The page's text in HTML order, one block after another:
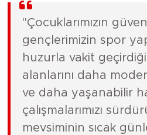
"Çocuklarımızın
gençlerimizin spor
huzurla vakit
alanlarını daha
ve daha yaşanabilir
çalışmalarımızı
mevsiminin sıcak